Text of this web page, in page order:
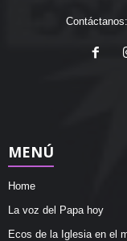
Contáctanos:
MENÚ
Home
La voz del Papa hoy
Ecos de la Iglesia en el